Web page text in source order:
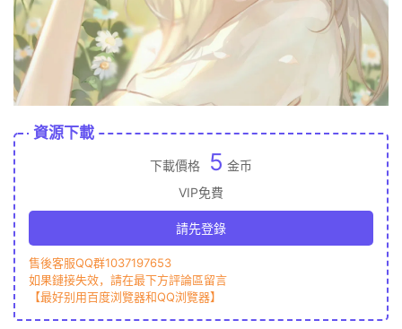
資源下載
下載價格 5 金币
VIP免費
請先登錄
售後客服QQ群1037197653
如果鏈接失效，請在最下方評論區留言
【最好别用百度浏覽器和QQ浏覽器】